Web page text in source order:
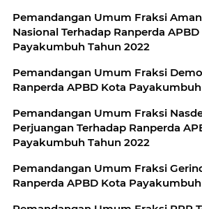
Pemandangan Umum Fraksi
Nasional Terhadap Ranperda
Payakumbuh Tahun 2022
Pemandangan Umum Fraksi
Ranperda APBD Kota
Pemandangan Umum Fraksi
Perjuangan Terhadap Ranperda
Payakumbuh Tahun 2022
Pemandangan Umum Fraksi
Ranperda APBD Kota